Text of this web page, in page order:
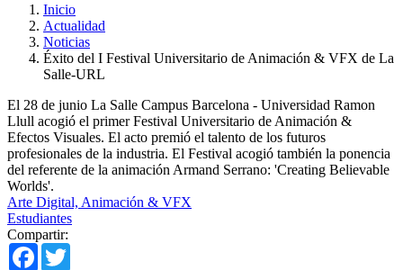
Inicio
Actualidad
Noticias
Éxito del I Festival Universitario de Animación & VFX de La
Salle-URL
El 28 de junio La Salle Campus Barcelona - Universidad Ramon
Llull acogió el primer Festival Universitario de Animación &
Efectos Visuales. El acto premió el talento de los futuros
profesionales de la industria. El Festival acogió también la ponencia
del referente de la animación Armand Serrano: 'Creating Believable
Worlds'.
Arte Digital, Animación & VFX
Estudiantes
Compartir:
Facebook